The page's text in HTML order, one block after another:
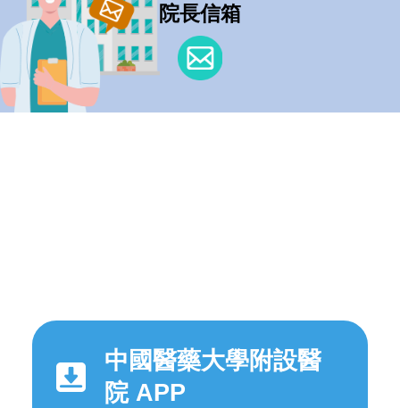
院長信箱
中國醫藥大學附設醫
院 APP